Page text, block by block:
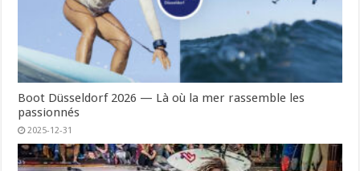
Boot Düsseldorf 2026 — Là où la mer rassemble les
passionnés
2025-12-31